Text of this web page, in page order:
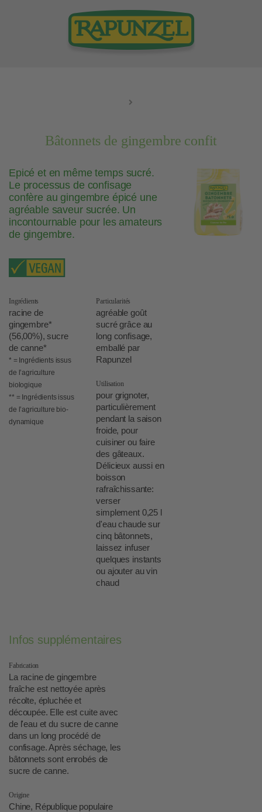
Bâtonnets de gingembre confit
Epicé et en même temps sucré.
Le processus de confisage
confère au gingembre épicé une
agréable saveur sucrée. Un
incontournable pour les amateurs
de gingembre.
Ingrédients
racine de
gingembre*
(56,00%), sucre
de canne*
* = Ingrédients issus
de l’agriculture
biologique
** = Ingrédients issus
de l’agriculture bio-
dynamique
Particularités
agréable goût
sucré grâce au
long confisage,
emballé par
Rapunzel
Utilisation
pour grignoter,
particulièrement
pendant la saison
froide, pour
cuisiner ou faire
des gâteaux.
Délicieux aussi en
boisson
rafraîchissante:
verser
simplement 0,25 l
d'eau chaude sur
cinq bâtonnets,
laissez infuser
quelques instants
ou ajouter au vin
chaud
Infos supplémentaires
Fabrication
La racine de gingembre
fraîche est nettoyée après
récolte, épluchée et
découpée. Elle est cuite avec
de l'eau et du sucre de canne
dans un long procédé de
confisage. Après séchage, les
bâtonnets sont enrobés de
sucre de canne.
Origine
Chine, République populaire